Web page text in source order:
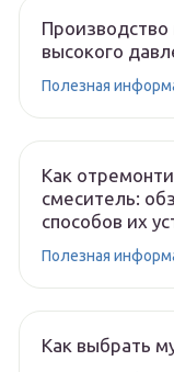
высокого
Полезная
Как
смеситель:
способов их
Полезная
Как выбрать